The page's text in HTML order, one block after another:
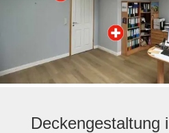
Deckengestaltung